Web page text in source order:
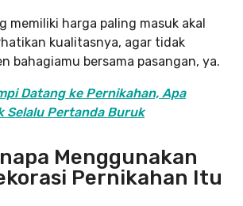
memiliki harga paling masuk akal
kualitasnya, agar tidak
bahagiamu bersama pasangan, ya.
Datang ke Pernikahan, Apa
Selalu Pertanda Buruk
Menggunakan
Pernikahan Itu